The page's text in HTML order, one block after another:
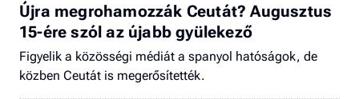
Újra megrohamozzák Ceutát? Augusztus
15-ére szól az újabb gyülekező
Figyelik a közösségi médiát a spanyol hatóságok, de
közben Ceutát is megerősítették.